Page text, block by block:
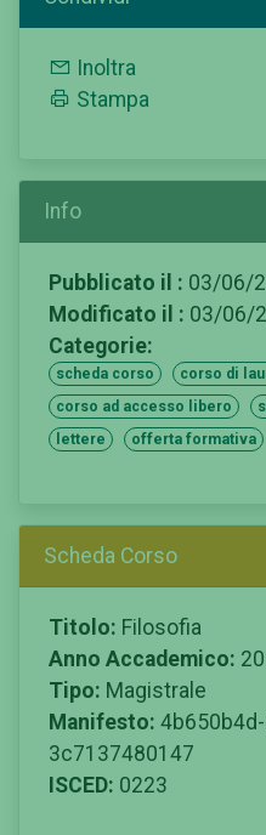
Inoltra
Stampa
Info
Pubblicato il : 03/06/
Modificato il : 03/06/
Categorie:
scheda corso
corso di
corso ad accesso libero
lettere
offerta formativa
Scheda Corso
Titolo: Filosofia
Anno Accademico:
Tipo: Magistrale
Manifesto:
3c7137480147
ISCED: 0223